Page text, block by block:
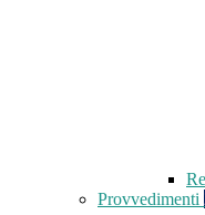
Provvedimenti